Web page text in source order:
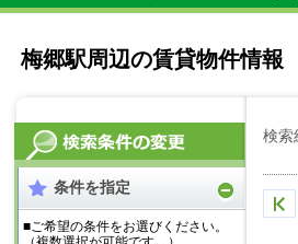
条件を指定
■ご希望の条件をお選びください。
梅郷駅周辺の賃貸物件情報
検索